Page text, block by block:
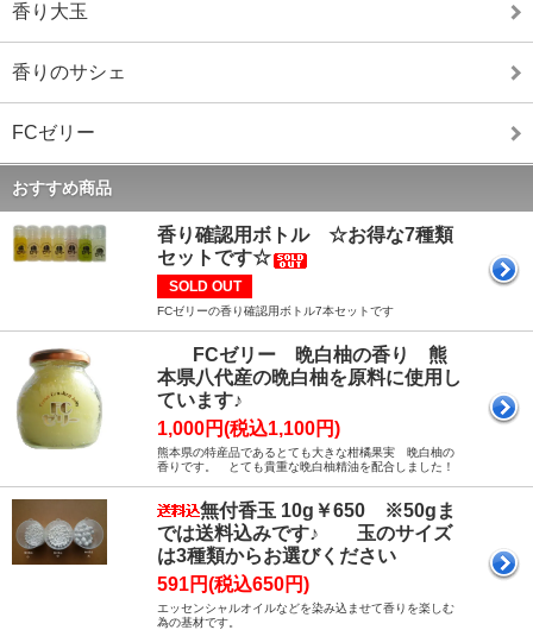
香り大玉
香りのサシェ
FCゼリー
おすすめ商品
香り確認用ボトル ☆お得な7種類
セットです☆
SOLD OUT
FCゼリーの香り確認用ボトル7本セットです
FCゼリー 晩白柚の香り 熊
本県八代産の晩白柚を原料に使用し
ています♪
1,000円(税込1,100円)
熊本県の特産品であるとても大きな柑橘果実 晩白柚の
香りです。 とても貴重な晩白柚精油を配合しました！
無付香玉 10g￥650 ※50gま
では送料込みです♪ 玉のサイズ
は3種類からお選びください
591円(税込650円)
エッセンシャルオイルなどを染み込ませて香りを楽しむ
為の基材です。